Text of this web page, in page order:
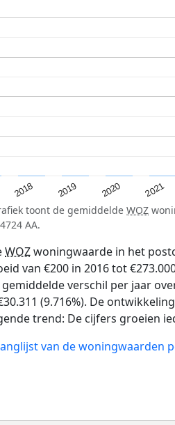
2018 2019 2020 2021
toont de gemiddelde WOZ
AA.
WOZwoningwaarde in het
van €200 in 2016 tot
gemiddelde verschil per jaar
(9.716%). De
trend: De cijfers groeien
van de woningwaarden